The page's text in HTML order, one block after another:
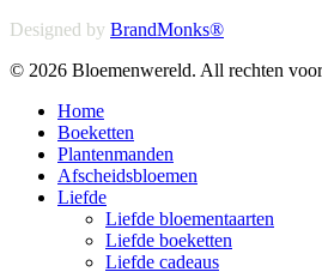
Designed by BrandMonks®
© 2026 Bloemenwereld. All rechten
Close
Menu
Home
Boeketten
Plantenmanden
Afscheidsbloemen
Liefde
Liefde bloementaarten
Liefde boeketten
Liefde cadeaus